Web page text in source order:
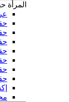
المرأة